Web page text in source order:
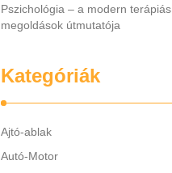
Pszichológia – a modern terápiás
megoldások útmutatója
Kategóriák
Ajtó-ablak
Autó-Motor